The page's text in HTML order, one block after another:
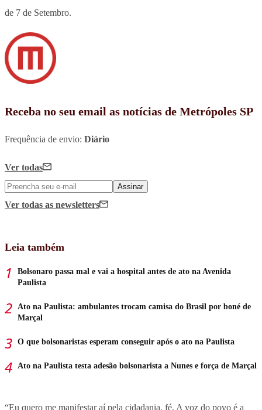
de 7 de Setembro.
Receba no seu email as notícias de Metrópoles SP
Frequência de envio: Diário
Ver todas
Assinar
Ver todas as newsletters
Leia também
Bolsonaro passa mal e vai a hospital antes de ato na Avenida
Paulista
Ato na Paulista: ambulantes trocam camisa do Brasil por boné de
Marçal
O que bolsonaristas esperam conseguir após o ato na Paulista
Ato na Paulista testa adesão bolsonarista a Nunes e força de Marçal
“Eu quero me manifestar aí pela cidadania, fé. A voz do povo é a